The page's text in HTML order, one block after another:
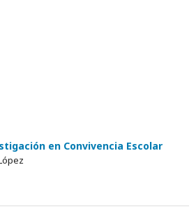
en Convivencia Escolar